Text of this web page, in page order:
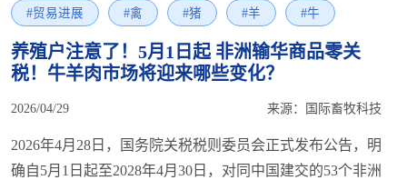
#贸易进展 #禽 #猪 #羊 #牛
养殖户注意了！5月1日起 非洲输华商品零关
税！牛羊肉市场将迎来哪些变化？
2026/04/29 来源：国际畜牧科技
2026年4月28日，国务院关税税则委员会正式发布公告，明
确自5月1日起至2028年4月30日，对同中国建交的53个非洲